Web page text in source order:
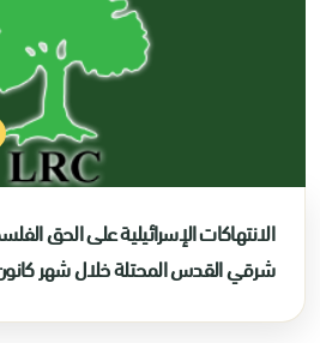
الانتهاكات الإسرائيلية على الحق
شرقي القدس المحتلة خلال شهر كانون